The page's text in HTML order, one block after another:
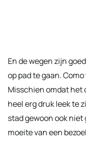
En de wegen zijn
op pad te gaan.
Misschien omdat het
heel erg druk leek te
stad gewoon ook niet
moeite van een